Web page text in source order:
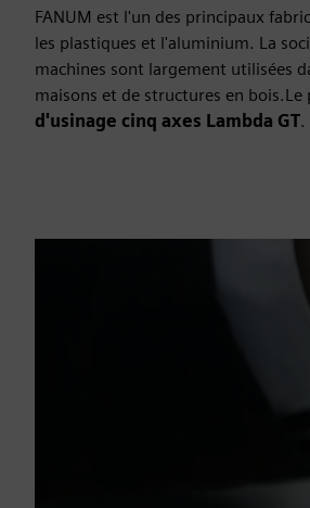
FANUM est l'un des principaux
les plastiques et l'aluminium. La
machines sont largement utilisées
maisons et de structures en
d'usinage cinq axes Lambda GT.